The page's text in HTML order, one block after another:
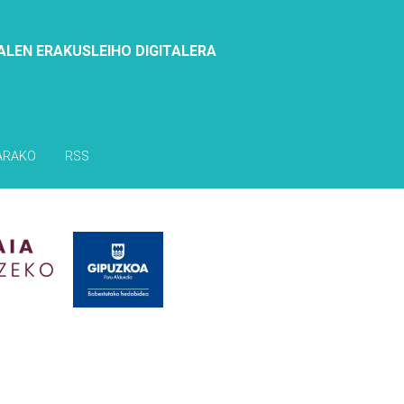
ERAKUSLEIHO DIGITALERA
RSS